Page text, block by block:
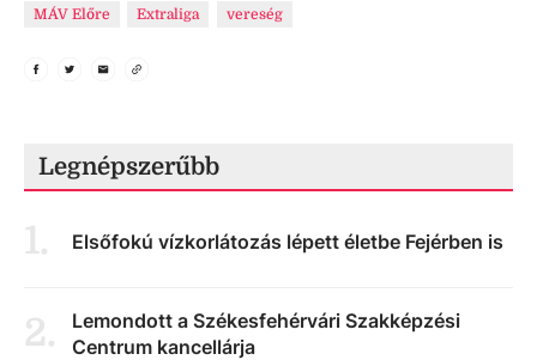
MÁV Előre Extraliga vereség
Legnépszerűbb
1. Elsőfokú vízkorlátozás lépett életbe Fejérben is
2.
Lemondott a Székesfehérvári Szakképzési
Centrum kancellárja